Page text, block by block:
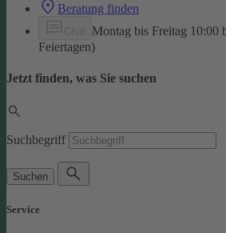
Beratung finden
Montag bis Freitag 10:00
Feiertagen)
Jetzt finden, was Sie suchen
Suchbegriff
Suchen
Service